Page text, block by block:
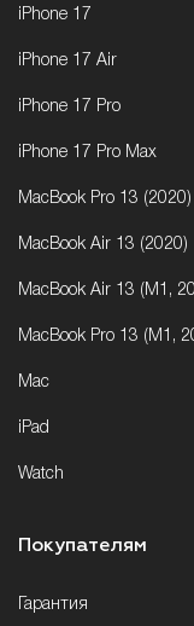
iPhone 17
iPhone 17 Air
iPhone 17 Pro
iPhone 17 Pro Max
MacBook Pro 13 (2020)
MacBook Air 13 (2020)
MacBook Air 13 (M1,
MacBook Pro 13 (M1,
Mac
iPad
Watch
Покупателям
Гарантия